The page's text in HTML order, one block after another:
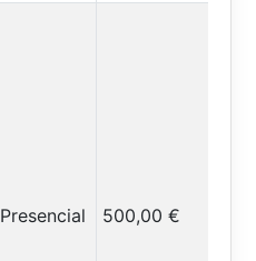
Presencial 500,00 €